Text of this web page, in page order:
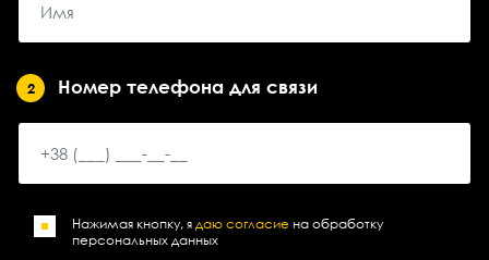
2 Номер телефона для связи
Нажимая кнопку, я даю согласие на обработку
персональных данных